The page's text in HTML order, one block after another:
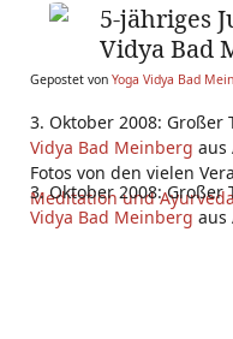
5-jähriges
Vidya Bad
Gepostet von Yoga Vidya Bad
3. Oktober 2008: Großer
Vidya Bad Meinberg aus
Fotos von den vielen
Meditation und Ayurveda
3. Oktober 2008: Großer
Vidya Bad Meinberg aus
Fotos von den vielen